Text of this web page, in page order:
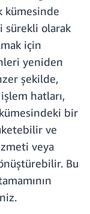
kümesinde
sürekli olarak
için
yeniden
şekilde,
hatları,
bir
ve
veya
Bu